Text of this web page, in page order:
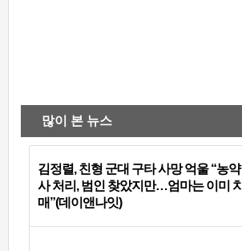
많이 본 뉴스
김정렬, 친형 군대 구타 사망 억울 “농약
사 처리, 범인 찾았지만…엄마는 이미 치
매”(데이앤나잇)